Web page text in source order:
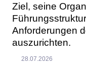
Ziel, seine
Anforderungen
auszurichten.
28.07.2026